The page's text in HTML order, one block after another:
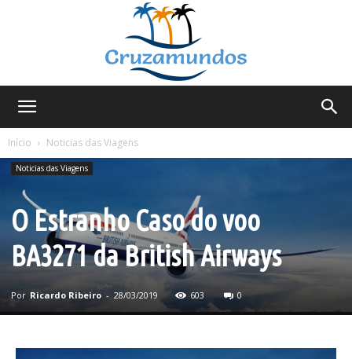
Início
Noticias das Viagens
Noticias das Viagens
O Estranho Caso do voo
BA3271 da British Airways
Por Ricardo Ribeiro - 28/03/2019 603 0